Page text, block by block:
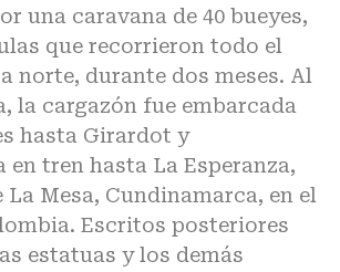
una caravana de 40 bueyes,
que recorrieron todo el
norte, durante dos meses. Al
la cargazón fue embarcada
hasta Girardot y
en tren hasta La Esperanza,
La Mesa, Cundinamarca, en el
Escritos posteriores
estatuas y los demás